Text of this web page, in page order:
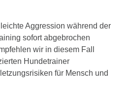
Aggression während der
sofort abgebrochen
wir in diesem Fall
Hundetrainer
für Mensch und